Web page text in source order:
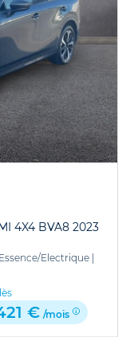
4X4 BVA8 2023
Electrique
€ /mois